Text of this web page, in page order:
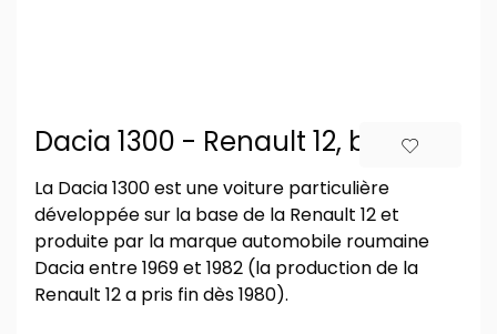
Dacia 1300 - Renault 12, beige
La Dacia 1300 est une voiture particulière
développée sur la base de la Renault 12 et
produite par la marque automobile roumaine
Dacia entre 1969 et 1982 (la production de la
Renault 12 a pris fin dès 1980).